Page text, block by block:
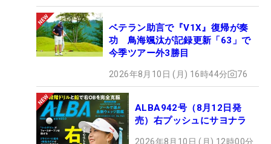
ベテラン助言で『V1X』復帰が奏
功 鳥海颯汰が記録更新「63」で
今季ツアー外3勝目
2026年8月10日 (月) 16時44分 76
ALBA942号（8月12日発
売）右プッシュにサヨナラ
2026年8月10日 (月) 12時00分